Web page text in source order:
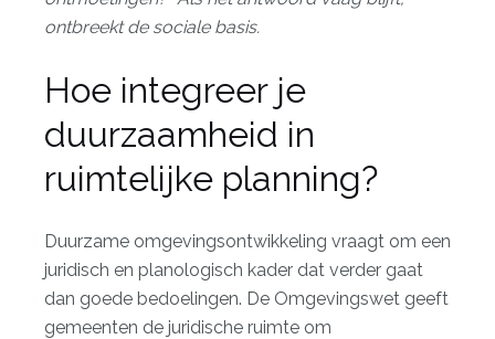
ontbreekt de sociale basis.
Hoe integreer je
duurzaamheid in
ruimtelijke planning?
Duurzame omgevingsontwikkeling vraagt om een
juridisch en planologisch kader dat verder gaat
dan goede bedoelingen. De Omgevingswet geeft
gemeenten de juridische ruimte om